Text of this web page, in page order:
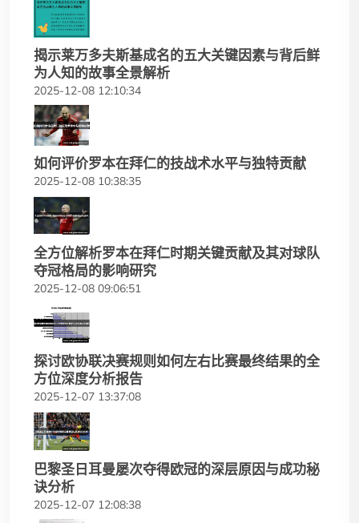
揭示莱万多夫斯基成名的五大关键因素与背后鲜
为人知的故事全景解析
2025-12-08 12:10:34
如何评价罗本在拜仁的技战术水平与独特贡献
2025-12-08 10:38:35
全方位解析罗本在拜仁时期关键贡献及其对球队
夺冠格局的影响研究
2025-12-08 09:06:51
探讨欧协联决赛规则如何左右比赛最终结果的全
方位深度分析报告
2025-12-07 13:37:08
巴黎圣日耳曼屡次夺得欧冠的深层原因与成功秘
诀分析
2025-12-07 12:08:38